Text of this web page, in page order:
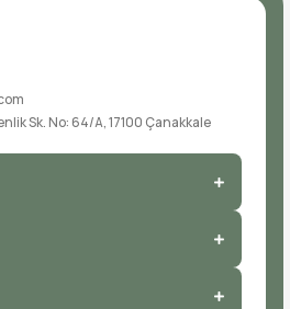
Sk. No: 64/A, 17100 Çanakkale